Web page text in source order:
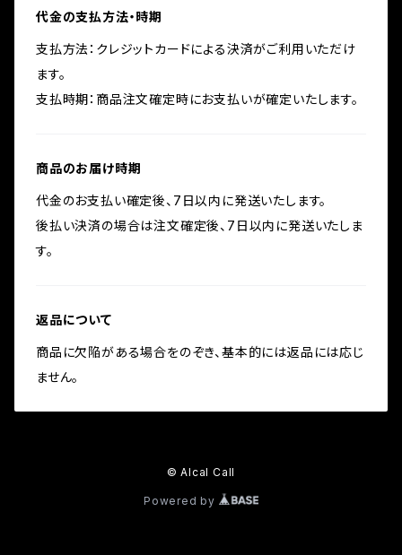
代金の支払方法・時期
支払方法：クレジットカードによる決済がご利用いただけ
ます。
支払時期：商品注文確定時にお支払いが確定いたします。
商品のお届け時期
代金のお支払い確定後、7日以内に発送いたします。
後払い決済の場合は注文確定後、7日以内に発送いたしま
す。
返品について
商品に欠陥がある場合をのぞき、基本的には返品には応じ
ません。
© Alcal Call
Powered by